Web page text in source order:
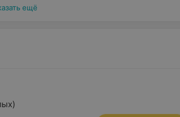
ещё